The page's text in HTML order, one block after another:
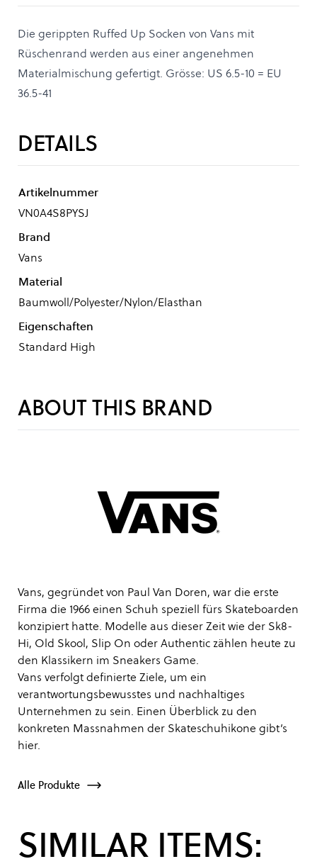
Die gerippten Ruffed Up Socken von Vans mit
Rüschenrand werden aus einer angenehmen
Materialmischung gefertigt. Grösse: US 6.5-10 = EU
36.5-41
DETAILS
Artikelnummer
VN0A4S8PYSJ
Brand
Vans
Material
Baumwoll/Polyester/Nylon/Elasthan
Eigenschaften
Standard High
ABOUT THIS BRAND
Vans, gegründet von Paul Van Doren, war die erste
Firma die 1966 einen Schuh speziell fürs Skateboarden
konzipiert hatte. Modelle aus dieser Zeit wie der Sk8-
Hi, Old Skool, Slip On oder Authentic zählen heute zu
den Klassikern im Sneakers Game.
Vans verfolgt definierte Ziele, um ein
verantwortungsbewusstes und nachhaltiges
Unternehmen zu sein. Einen Überblick zu den
konkreten Massnahmen der Skateschuhikone gibt’s
hier.
Alle Produkte
SIMILAR ITEMS: